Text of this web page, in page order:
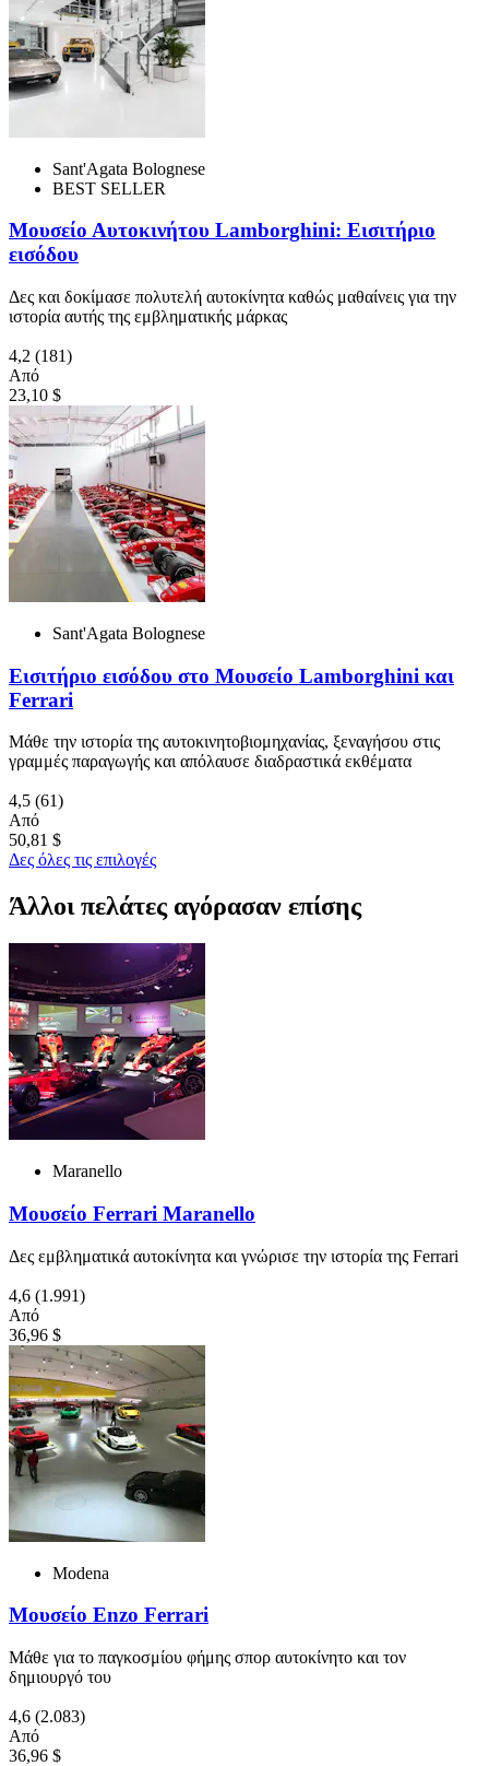
Sant'Agata Bolognese
BEST SELLER
Μουσείο Αυτοκινήτου Lamborghini: Εισιτήριο
εισόδου
Δες και δοκίμασε πολυτελή αυτοκίνητα καθώς μαθαίνεις για την
ιστορία αυτής της εμβληματικής μάρκας
4,2 (181)
Από
23,10 $
Sant'Agata Bolognese
Εισιτήριο εισόδου στο Μουσείο Lamborghini και
Ferrari
Μάθε την ιστορία της αυτοκινητοβιομηχανίας, ξεναγήσου στις
γραμμές παραγωγής και απόλαυσε διαδραστικά εκθέματα
4,5 (61)
Από
50,81 $
Δες όλες τις επιλογές
Άλλοι πελάτες αγόρασαν επίσης
Maranello
Μουσείο Ferrari Maranello
Δες εμβληματικά αυτοκίνητα και γνώρισε την ιστορία της Ferrari
4,6 (1.991)
Από
36,96 $
Modena
Μουσείο Enzo Ferrari
Μάθε για το παγκοσμίου φήμης σπορ αυτοκίνητο και τον
δημιουργό του
4,6 (2.083)
Από
36,96 $